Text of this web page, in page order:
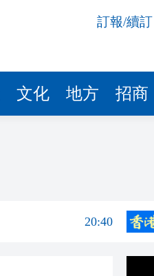
訂報/續訂
文化 地方 招商
20:39
21:04
20:40